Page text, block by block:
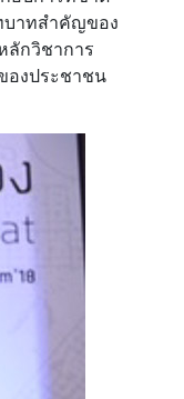
บาทสำคัญของ
กวิชาการ
องประชาชน